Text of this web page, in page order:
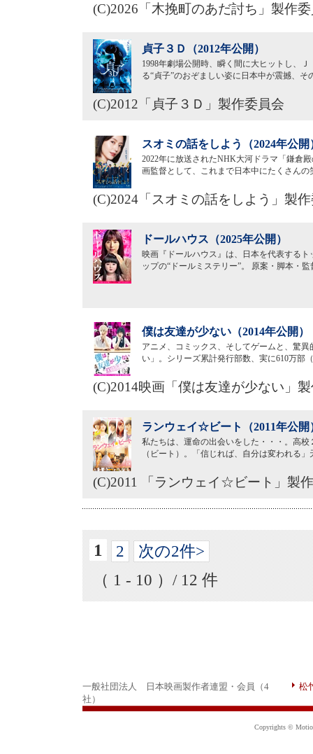
(C)2026「木挽町のあだ討ち」製作
貞子３Ｄ（2012年公開）
1998年劇場公開時、瞬く間に大ヒットし、
る“貞子”のおぞましい姿に日本中が震撼、
(C)2012「貞子３Ｄ」製作委員会
スオミの話をしよう（2024年公開
2022年に放送されたNHK大河ドラマ「鎌倉
画監督として、これまで日本中にたくさん
(C)2024「スオミの話をしよう」製
ドールハウス（2025年公開）
映画『ドールハウス』は、日本を代表する
ップの“ドールミステリー”。 原案・脚本・
僕は友達が少ない（2014年公開）
アニメ、コミックス、そしてゲームと、驚
い」。シリーズ累計発行部数、実に610万部
(C)2014映画「僕は友達が少ない」
ランウェイ☆ビート（2011年公開
私たちは、運命の出会いをした・・・。高
（ビート）。「信じれば、自分は変われる
(C)2011 「ランウェイ☆ビート」製
1 2
次の2件>
（ 1 - 10 ）/ 12 件
一般社団法人 日本映画製作者連盟・会員（4
社）
松
Copyrights ©